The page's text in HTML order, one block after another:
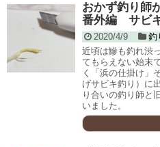
おかず釣り師
番外編 サビ
2020/4/9
釣
近頃は鰺も釣れ渋
てもらえない始末
く「浜の仕掛け」
げサビキ釣り）に
り合いの釣り師と
いました。